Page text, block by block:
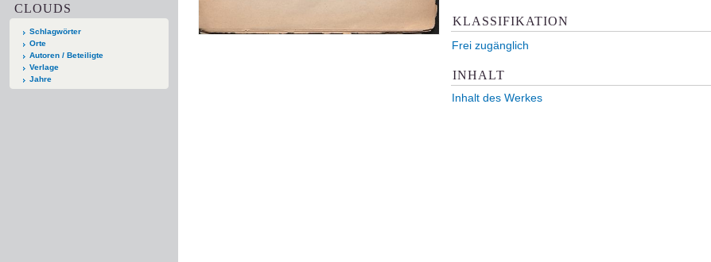
CLOUDS
Schlagwörter
Orte
Autoren / Beteiligte
Verlage
Jahre
KLASSIFIKATION
Frei zugänglich
INHALT
Inhalt des Werkes